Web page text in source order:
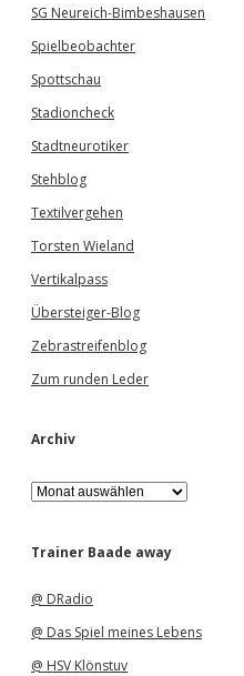
SG Neureich-Bimbeshausen
Spielbeobachter
Spottschau
Stadioncheck
Stadtneurotiker
Stehblog
Textilvergehen
Torsten Wieland
Vertikalpass
Übersteiger-Blog
Zebrastreifenblog
Zum runden Leder
Archiv
A
r
h
Trainer Baade away
@ DRadio
@ Das Spiel meines Lebens
@ HSV Klönstuv